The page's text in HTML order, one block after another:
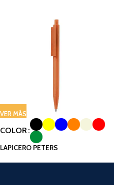
VER MÁS
COLOR
LAPICERO PETERS